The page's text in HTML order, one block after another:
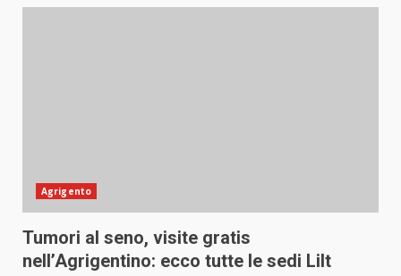
Agrigento
Tumori al seno, visite gratis
nell’Agrigentino: ecco tutte le sedi Lilt